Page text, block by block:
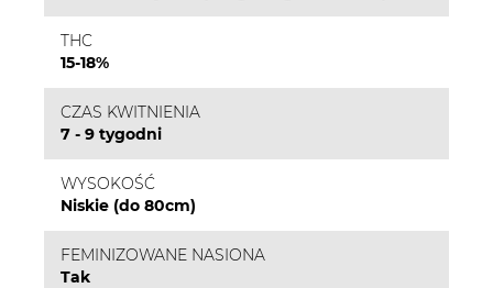
THC
15-18%
CZAS KWITNIENIA
7 - 9 tygodni
WYSOKOŚĆ
Niskie (do 80cm)
FEMINIZOWANE NASIONA
Tak